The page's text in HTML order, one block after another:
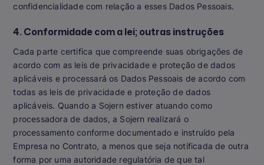
confidencialidade com relação a esses Dados Pessoais.
4. Conformidade com a lei; outras instruções
Cada parte certifica que compreende suas obrigações de
acordo com as leis de privacidade e proteção de dados
aplicáveis e processará os Dados Pessoais de acordo com
todas as leis de privacidade e proteção de dados
aplicáveis. Quando a Sojern estiver atuando como
processadora de dados, a Sojern realizará o
processamento conforme documentado e instruído pela
Empresa no Contrato, a menos que seja notificada de outra
forma por uma autoridade regulatória de que tal